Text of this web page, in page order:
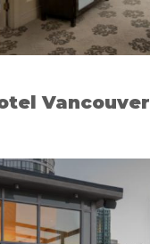
Mechelen
München Wenen
Vancouver